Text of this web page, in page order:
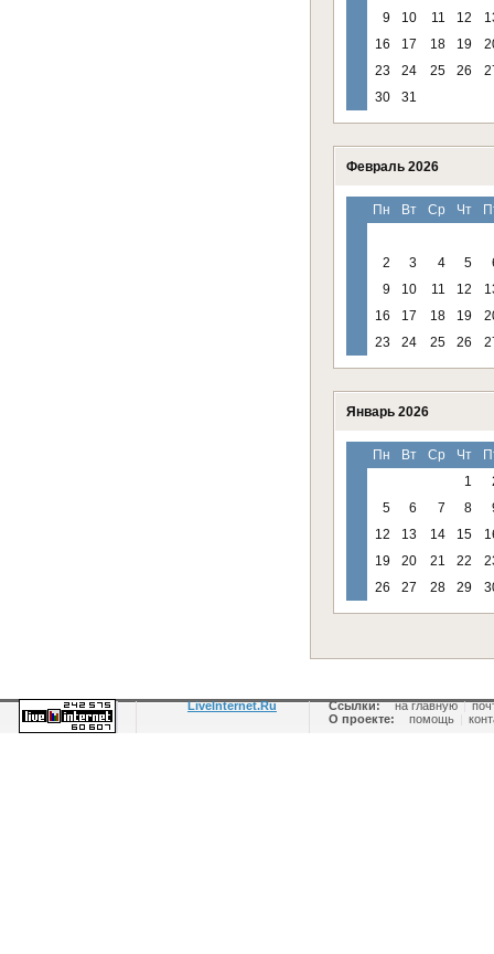
9
10 11 12
16
17 18 19
23
24 25 26
30
31
Февраль 2026
Пн Вт Ср Чт
2 3 4 5
9
10 11 12
16
17 18 19
23
24 25 26
Январь 2026
Пн Вт Ср Чт
1
5
6 7 8
12
13 14 15
19
20 21 22
26
27 28 29
LiveInternet.Ru Ссылки: на главную |
О проекте:
помощь